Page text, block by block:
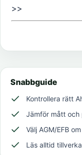
>>
Snabbguide
Kontrollera rätt
Jämför mått och
Välj AGM/EFB
Läs alltid